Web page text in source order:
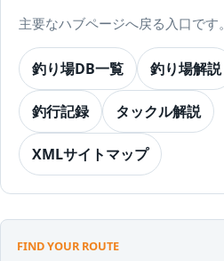
主要なハブページへ戻る入口です。
釣り場DB一覧 釣り場解説
釣行記録 タックル解説
XMLサイトマップ
FIND YOUR ROUTE